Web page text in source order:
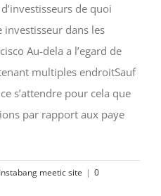
de quoi
investisseur dans les
Au-dela a l’egard de
multiples endroitSauf
s’attendre pour cela que
par rapport aux paye
Instabang meetic site | 0